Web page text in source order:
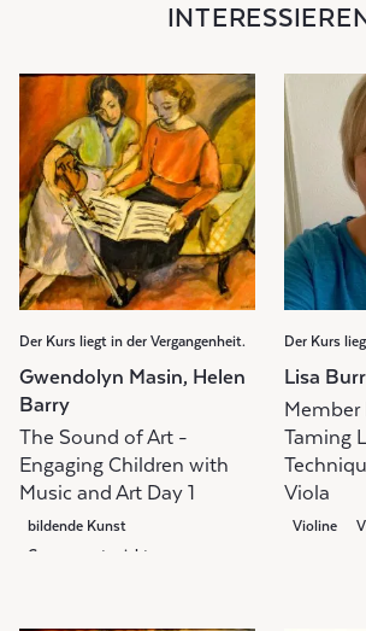
Der Kurs liegt in der Vergangenheit.
Gwendolyn Masin, Helen
Barry
The Sound of Art -
Engaging Children with
Music and Art Day 1
bildende Kunst
Gruppenunterricht
Der Kurs
Lisa
Member
Taming
Viola
Violine